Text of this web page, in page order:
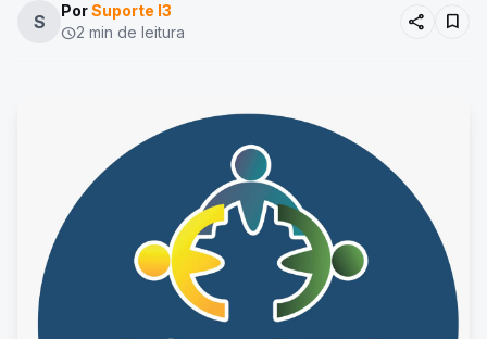
S
PorSuporte I3
schedule2 min de leitura share bookmark